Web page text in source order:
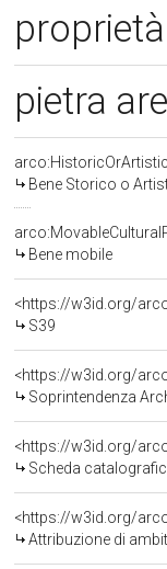
pietra
Bene Storico o
Bene mobile
<https://w3id.org/
S39
<https://w3id.org/
Soprintendenza
<https://w3id.org/
Scheda
<https://w3id.org/
Attribuzione di